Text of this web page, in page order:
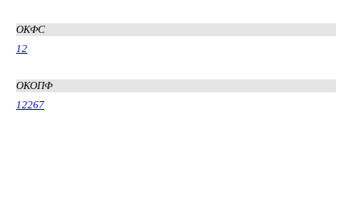
ОКФС
12
ОКОПФ
12267